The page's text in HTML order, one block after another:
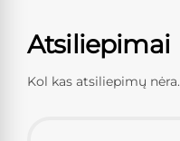
Atsiliepimai
Kol kas atsiliepimų nėra.